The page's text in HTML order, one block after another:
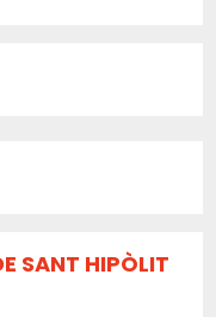
SANT HIPÒLIT